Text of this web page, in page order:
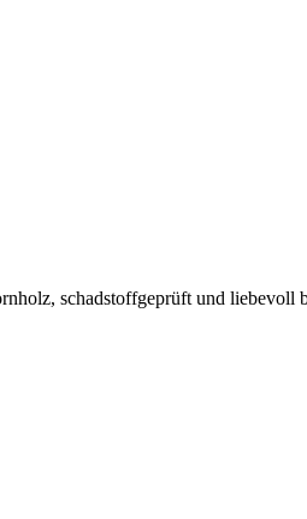
schadstoffgeprüft und liebevoll